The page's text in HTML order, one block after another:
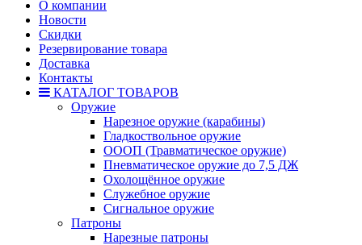
О компании
Новости
Скидки
Резервирование товара
Доставка
Контакты
КАТАЛОГ ТОВАРОВ
Оружие
Нарезное оружие (карабины)
Гладкоствольное оружие
ОООП (Травматическое оружие)
Пневматическое оружие до 7,5 ДЖ
Охолощённое оружие
Служебное оружие
Сигнальное оружие
Патроны
Нарезные патроны